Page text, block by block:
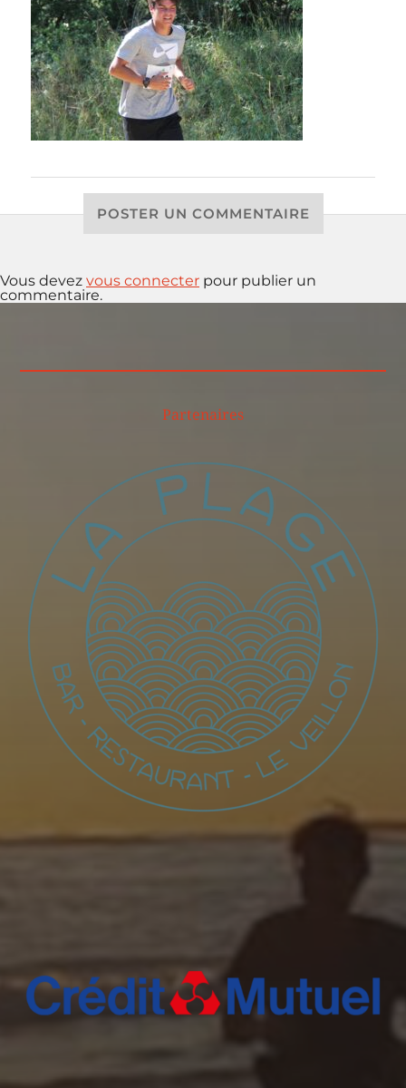
POSTER UN COMMENTAIRE
Vous devez vous connecter pour publier un
commentaire.
Partenaires